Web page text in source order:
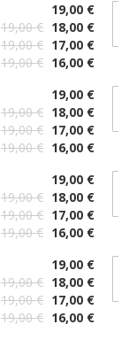
19,00 €
19,00 € 18,00 €
19,00 € 17,00 €
19,00 € 16,00 €
19,00 €
19,00 € 18,00 €
19,00 € 17,00 €
19,00 € 16,00 €
19,00 €
19,00 € 18,00 €
19,00 € 17,00 €
19,00 € 16,00 €
19,00 €
19,00 € 18,00 €
19,00 € 17,00 €
19,00 € 16,00 €